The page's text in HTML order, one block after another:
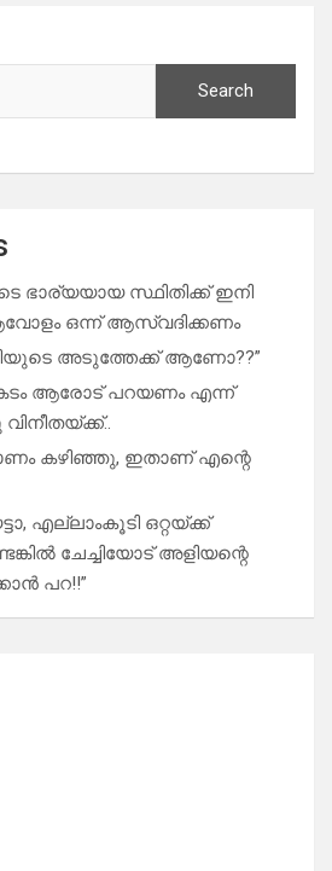
Search
ഭാര്യയായ സ്ഥിതിക്ക് ഇനി
ഒന്ന് ആസ്വദിക്കണം
അടുത്തേക്ക് ആണോ??”
ആരോട് പറയണം എന്ന്
കഴിഞ്ഞു, ഇതാണ് എന്റെ
എല്ലാംകൂടി ഒറ്റയ്ക്ക്
ചേച്ചിയോട് അളിയന്റെ
പറ!!”